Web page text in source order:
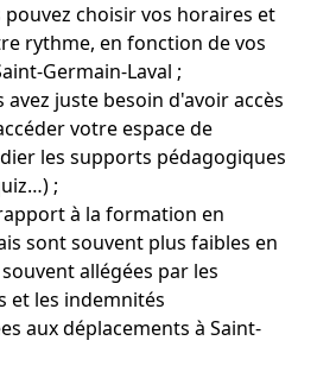
pouvez choisir vos horaires et
rythme, en fonction de vos
Germain-Laval ;
avez juste besoin d'avoir accès
votre espace de
les supports pédagogiques
;
à la formation en
sont souvent plus faibles en
allégées par les
et les indemnités
aux déplacements à Saint-